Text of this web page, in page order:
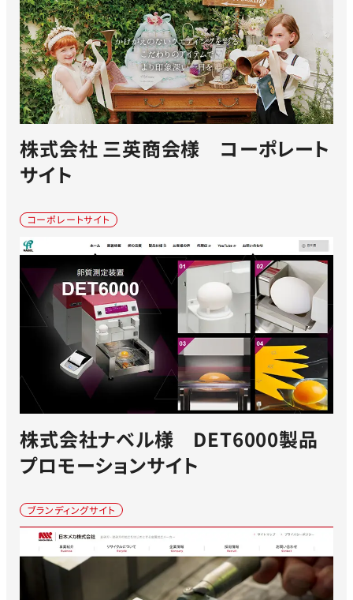
株式会社 三英商会様 コーポレート
サイト
コーポレートサイト
株式会社ナベル様 DET6000製品
プロモーションサイト
ブランディングサイト